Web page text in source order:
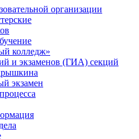
организации
колледж»
и экзаменов (ГИА) секций
экзамен